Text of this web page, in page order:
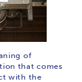
of
that comes
with the